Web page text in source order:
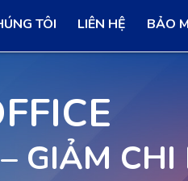
TÔI LIÊN HỆ BẢO
– GIẢM CHI